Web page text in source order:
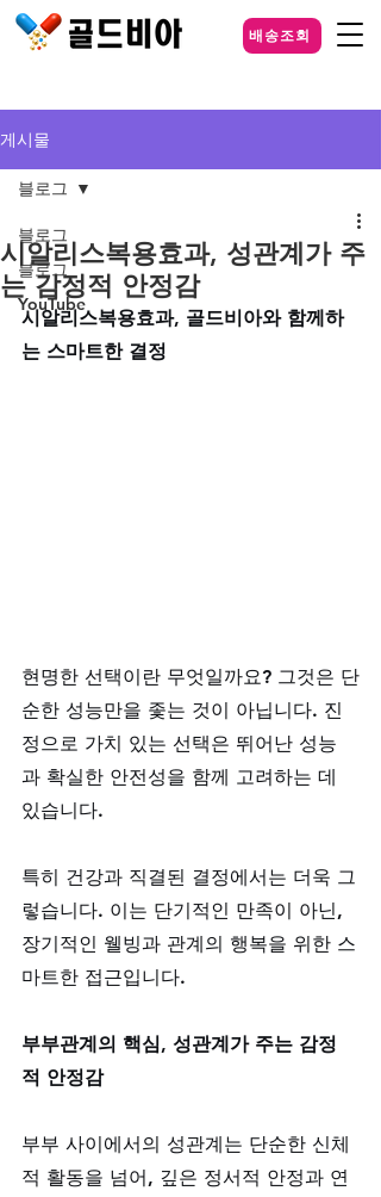
배송조회
게시물
블로그
블로그
YouTube
블로그
시알리스복용효과, 성관계가 주
는 감정적 안정감
시알리스복용효과, 골드비아와 함께하
는 스마트한 결정
현명한 선택이란 무엇일까요? 그것은 단
순한 성능만을 좇는 것이 아닙니다. 진
정으로 가치 있는 선택은 뛰어난 성능
과 확실한 안전성을 함께 고려하는 데
있습니다.
특히 건강과 직결된 결정에서는 더욱 그
렇습니다. 이는 단기적인 만족이 아닌,
장기적인 웰빙과 관계의 행복을 위한 스
마트한 접근입니다.
부부관계의 핵심, 성관계가 주는 감정
적 안정감
부부 사이에서의 성관계는 단순한 신체
적 활동을 넘어, 깊은 정서적 안정과 연